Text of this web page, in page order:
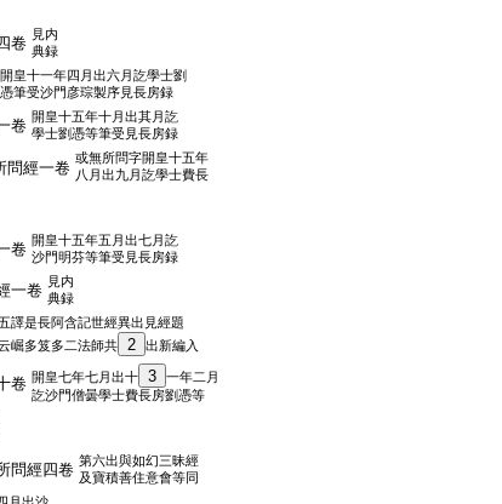
卷 見内
典録
開皇十一年四月出六月訖學士劉
憑筆受沙門彦琮製序見長房録
卷 開皇十五年十月出其月訖
學士劉憑等筆受見長房録
問經一卷
或無所問字開皇十五年
八月出九月訖學士費長
卷 開皇十五年五月出七月訖
沙門明芬等筆受見長房録
一卷 見内
典録
譯是長阿含記世經異出見經題
云崛多笈多二法師共
2 出新編入
卷 開皇七年七月出十 3
一年二月
訖沙門僧曇學士費長房劉憑等
問經四卷 第六出與如幻三昧經
及寶積善住意會等同